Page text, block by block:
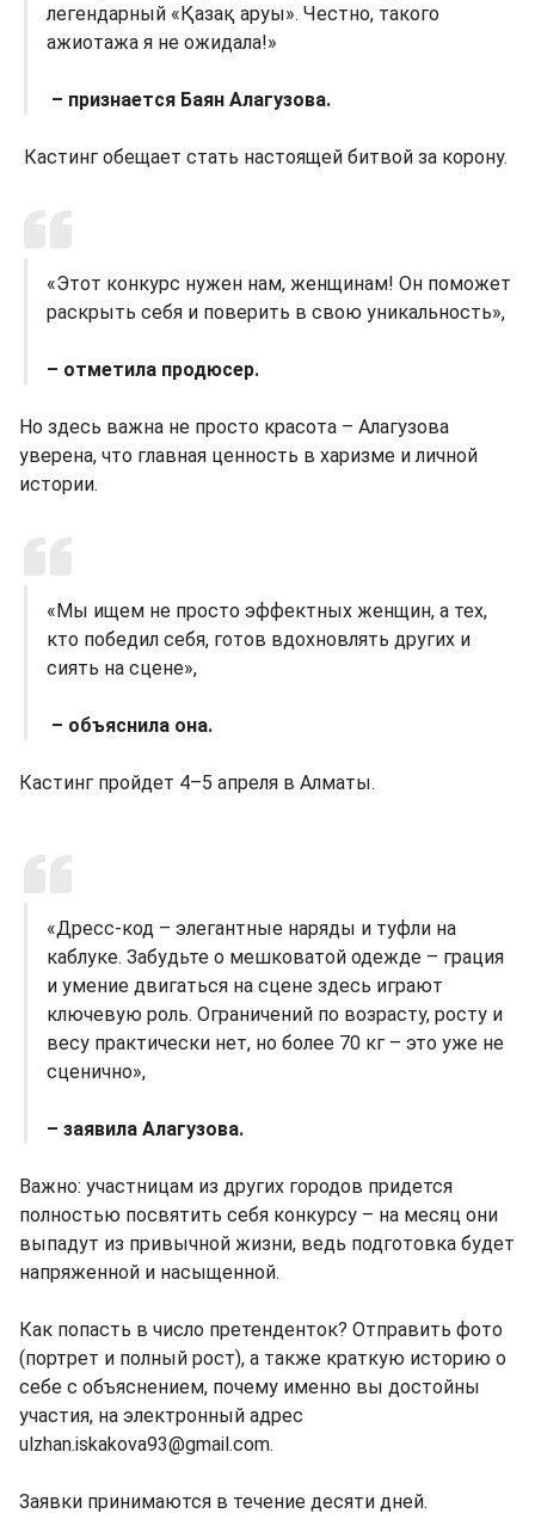
легендарный «Қазақ аруы». Честно, такого
ажиотажа я не ожидала!»
– признается Баян Алагузова.
Кастинг обещает стать настоящей битвой за корону.
«Этот конкурс нужен нам, женщинам! Он поможет
раскрыть себя и поверить в свою уникальность»,
– отметила продюсер.
Но здесь важна не просто красота – Алагузова
уверена, что главная ценность в харизме и личной
истории.
«Мы ищем не просто эффектных женщин, а тех,
кто победил себя, готов вдохновлять других и
сиять на сцене»,
– объяснила она.
Кастинг пройдет 4–5 апреля в Алматы.
«Дресс-код – элегантные наряды и туфли на
каблуке. Забудьте о мешковатой одежде – грация
и умение двигаться на сцене здесь играют
ключевую роль. Ограничений по возрасту, росту и
весу практически нет, но более 70 кг – это уже не
сценично»,
– заявила Алагузова.
Важно: участницам из других городов придется
полностью посвятить себя конкурсу – на месяц они
выпадут из привычной жизни, ведь подготовка будет
напряженной и насыщенной.
Как попасть в число претенденток? Отправить фото
(портрет и полный рост), а также краткую историю о
себе с объяснением, почему именно вы достойны
участия, на электронный адрес
ulzhan.iskakova93@gmail.com.
Заявки принимаются в течение десяти дней.